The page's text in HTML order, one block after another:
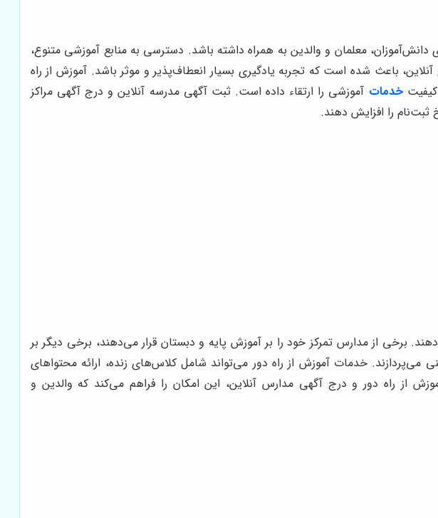
معلمان و والدین به همراه داشته باشد. دسترسی به منابع آموزشی متنوع،
باعث شده است که تجربه یادگیری بسیار انعطاف‌پذیر و موثر باشد. آموزش از راه
کیفیتخدمات آموزشی را ارتقاء داده است. ثبت آگهی مدرسه آنلاین و درج آگهی مراکز
را افزایش دهند.
برخی از مدارس تمرکز خود را بر آموزش پایه و دبستان قرار می‌دهند، برخی دیگر بر
خدمات آموزش از راه دور می‌تواند شامل کلاس‌های زنده، ارائه محتواهای
از راه دور و درج آگهی مدارس آنلاین، این امکان را فراهم می‌کند که والدین و